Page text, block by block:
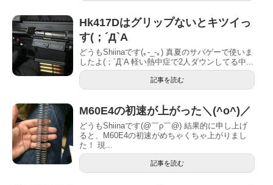
Hk417Dはグリップないとキツイっ
す(；´Д`A
どうもShiinaです(｡-_-｡) 真夏のサバゲーで使いま
したよ︎(；´Д`A 軽い熱中症で2人ダウンしてる中...
記事を読む
M60E4の初速が上がった＼(^o^)／
どうもShiinaです(@￣ρ￣@) 結果的に申し上げ
ると、M60E4の初速がめちゃくちゃ上がりまし
た！ 現...
記事を読む